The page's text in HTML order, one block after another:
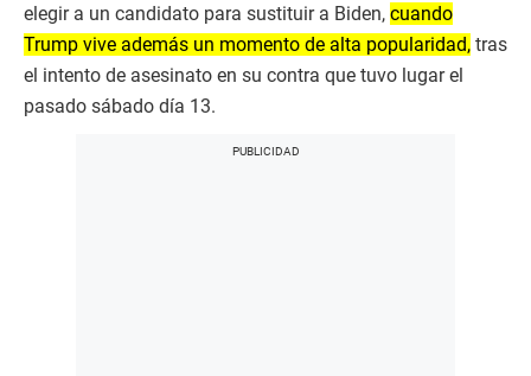
elegir a un candidato para sustituir a Biden, cuando
Trump vive además un momento de alta popularidad, tras
el intento de asesinato en su contra que tuvo lugar el
pasado sábado día 13.